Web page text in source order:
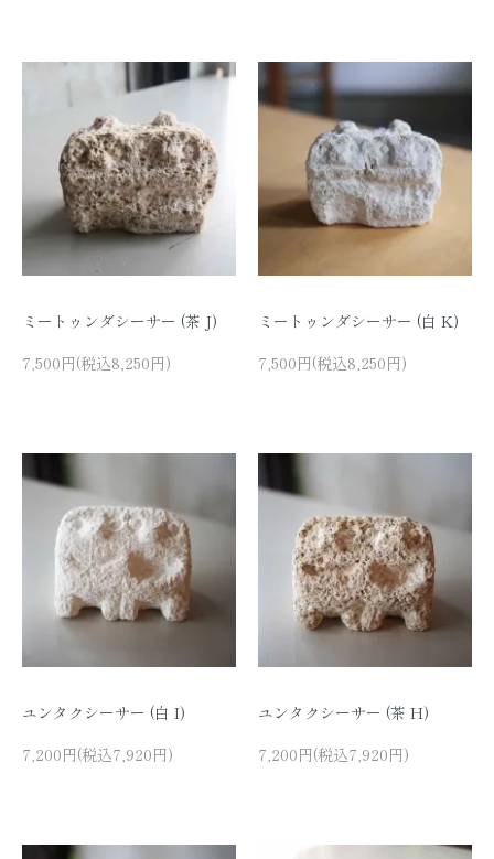
ミートゥンダシーサー (茶 J)
7,500円(税込8,250円)
ミートゥンダシーサー (白 K)
7,500円(税込8,250円)
ユンタクシーサー (白 I)
7,200円(税込7,920円)
ユンタクシーサー (茶 H)
7,200円(税込7,920円)